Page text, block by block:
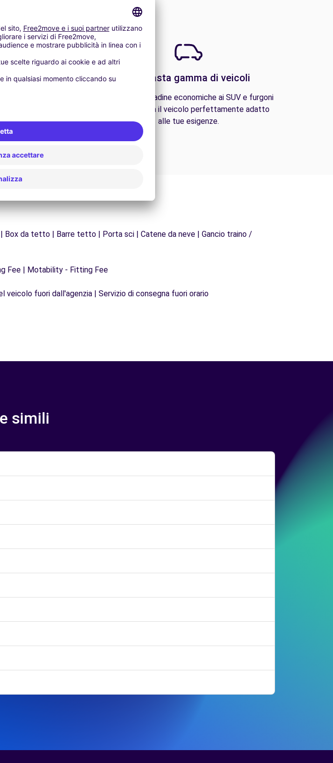
24/7
momento per
senza interruzioni.
Una vasta gamma di veicoli
Dalle auto cittadine economiche ai SUV e furgoni
familiari, trova il veicolo perfettamente adatto
alle tue esigenze.
da tetto | Barre tetto | Porta sci | Catene da neve | Gancio traino /
Fee | Motability - Fitting Fee
veicolo fuori dall'agenzia | Servizio di consegna fuori orario
simili